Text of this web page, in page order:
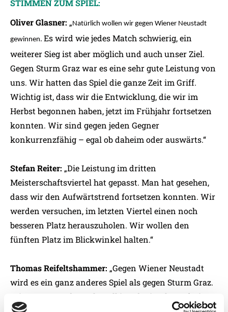
STIMMEN ZUM SPIEL:
Oliver Glasner: „Natürlich wollen wir gegen Wiener Neustadt
gewinnen. Es wird wie jedes Match schwierig, ein
weiterer Sieg ist aber möglich und auch unser Ziel.
Gegen Sturm Graz war es eine sehr gute Leistung von
uns. Wir hatten das Spiel die ganze Zeit im Griff.
Wichtig ist, dass wir die Entwicklung, die wir im
Herbst begonnen haben, jetzt im Frühjahr fortsetzen
konnten. Wir sind gegen jeden Gegner
konkurrenzfähig – egal ob daheim oder auswärts.“
Stefan Reiter: „Die Leistung im dritten
Meisterschaftsviertel hat gepasst. Man hat gesehen,
dass wir den Aufwärtstrend fortsetzen konnten. Wir
werden versuchen, im letzten Viertel einen noch
besseren Platz herauszuholen. Wir wollen den
fünften Platz im Blickwinkel halten.“
Thomas Reifeltshammer: „Gegen Wiener Neustadt
wird es ein ganz anderes Spiel als gegen Sturm Graz.
Wiener Neustadt steckt voll im Abstiegskampf. Sie